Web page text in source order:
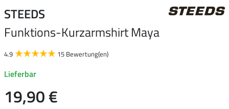
STEEDS
Funktions-Kurzarmshirt Maya
4.9 15 Bewertung(en)
Lieferbar
19,90 €